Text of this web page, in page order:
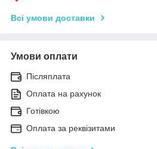
Всі умови доставки
Умови оплати
Післяплата
Оплата на рахунок
Готівкою
Оплата за реквізитами